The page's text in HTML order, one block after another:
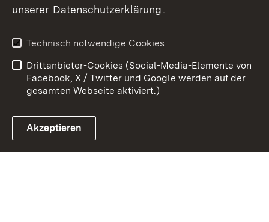
Link zum Landesportal
Barrierefreiheit
Benutzungshinweise
Impressum
Cookies
unserer Datenschutzerklärung.
Technisch notwendige Cookies
Drittanbieter-Cookies (Social-Media-Elemente von
Facebook, X / Twitter und Google werden auf der
gesamten Webseite aktiviert.)
Akzeptieren